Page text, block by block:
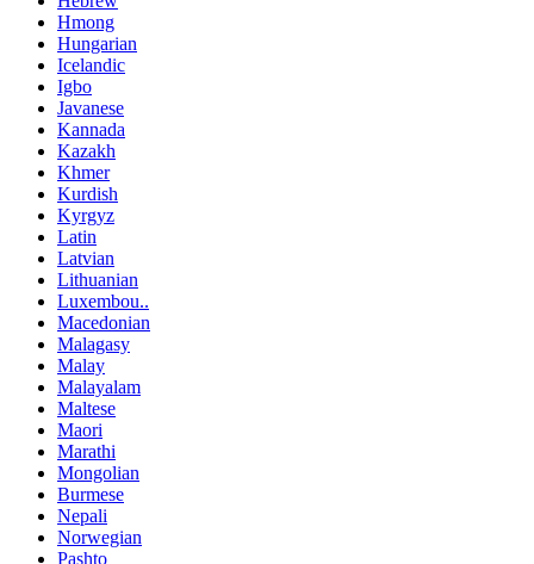
Hmong
Hungarian
Icelandic
Igbo
Javanese
Kannada
Kazakh
Khmer
Kurdish
Kyrgyz
Latin
Latvian
Lithuanian
Luxembou..
Macedonian
Malagasy
Malay
Malayalam
Maltese
Maori
Marathi
Mongolian
Burmese
Nepali
Norwegian
Pashto